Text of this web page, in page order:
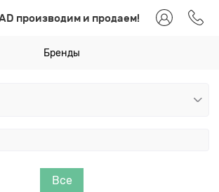
производим и продаем!
Бренды
Все